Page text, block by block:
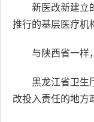
新医改新建立
推行的基层医疗机
与陕西省一样
黑龙江省卫生
改投入责任的地方